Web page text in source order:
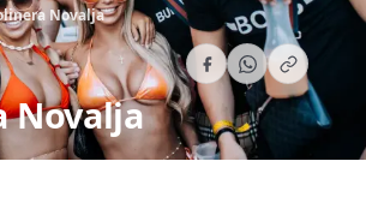
Novalja
Novalja